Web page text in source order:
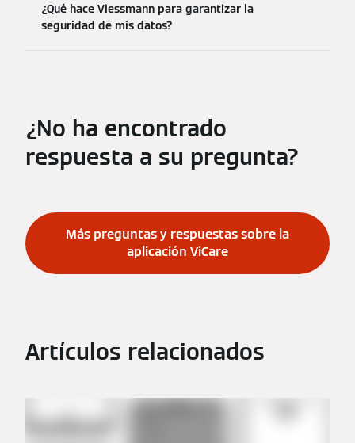
¿Qué hace Viessmann para garantizar la
seguridad de mis datos?
¿No ha encontrado
respuesta a su pregunta?
Más preguntas y respuestas sobre la
aplicación ViCare
Artículos relacionados